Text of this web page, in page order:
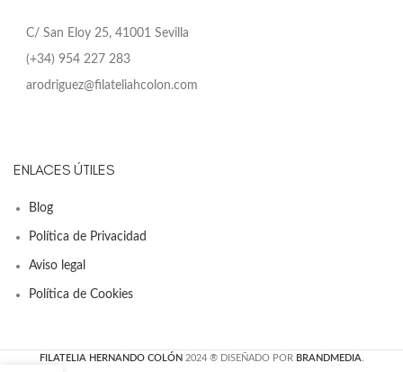
C/ San Eloy 25, 41001 Sevilla
(+34) 954 227 283
arodriguez@filateliahcolon.com
ENLACES ÚTILES
Blog
Política de Privacidad
Aviso legal
Política de Cookies
FILATELIA HERNANDO COLÓN 2024 ® DISEÑADO POR BRANDMEDIA.